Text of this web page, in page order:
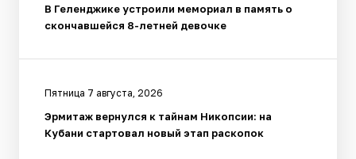
В Геленджике устроили мемориал в память о
скончавшейся 8-летней девочке
Пятница 7 августа, 2026
Эрмитаж вернулся к тайнам Никопсии: на
Кубани стартовал новый этап раскопок